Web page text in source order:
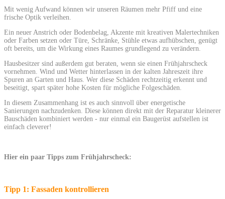
Mit wenig Aufwand können wir unseren Räumen mehr Pfiff und eine
frische Optik verleihen.
Ein neuer Anstrich oder Bodenbelag, Akzente mit kreativen Malertechniken
oder Farben setzen oder Türe, Schränke, Stühle etwas aufhübschen, genügt
oft bereits, um die Wirkung eines Raumes grundlegend zu verändern.
Hausbesitzer sind außerdem gut beraten, wenn sie einen Frühjahrscheck
vornehmen. Wind und Wetter hinterlassen in der kalten Jahreszeit ihre
Spuren an Garten und Haus. Wer diese Schäden rechtzeitig erkennt und
beseitigt, spart später hohe Kosten für mögliche Folgeschäden.
In diesem Zusammenhang ist es auch sinnvoll über energetische
Sanierungen nachzudenken. Diese können direkt mit der Reparatur kleinerer
Bauschäden kombiniert werden - nur einmal ein Baugerüst aufstellen ist
einfach cleverer!
Hier ein paar Tipps zum Frühjahrscheck:
Tipp 1: Fassaden kontrollieren